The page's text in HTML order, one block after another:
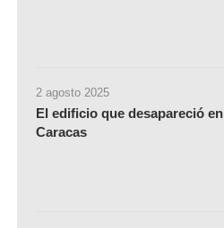
2 agosto 2025
El edificio que desapareció en
Caracas